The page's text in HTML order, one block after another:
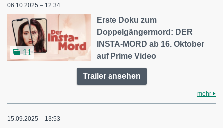
06.10.2025 – 12:34
11
Erste Doku zum
Doppelgängermord: DER
INSTA-MORD ab 16. Oktober
auf Prime Video
Trailer ansehen
mehr
15.09.2025 – 13:53